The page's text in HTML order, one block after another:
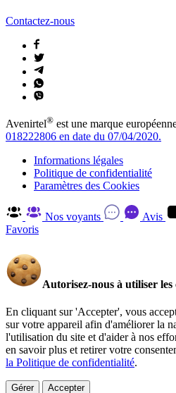
Contactez-nous
Avenirtel® est une marque
018222806 en date du 07/04/2020.
Informations légales
Politique de confidentialité
Paramètres des Cookies
Nos voyants Avis
Favoris
Autorisez-nous à utiliser les
En cliquant sur 'Accepter', vous
sur votre appareil afin d'améliorer la
l'utilisation du site et d'aider à nos
en savoir plus et retirer votre
la Politique de confidentialité.
Gérer Accepter